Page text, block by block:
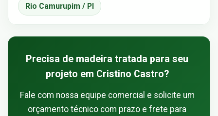
Rio Camurupim / PI
Precisa de madeira tratada para seu
projeto em Cristino Castro?
Fale com nossa equipe comercial e solicite um
orçamento técnico com prazo e frete para